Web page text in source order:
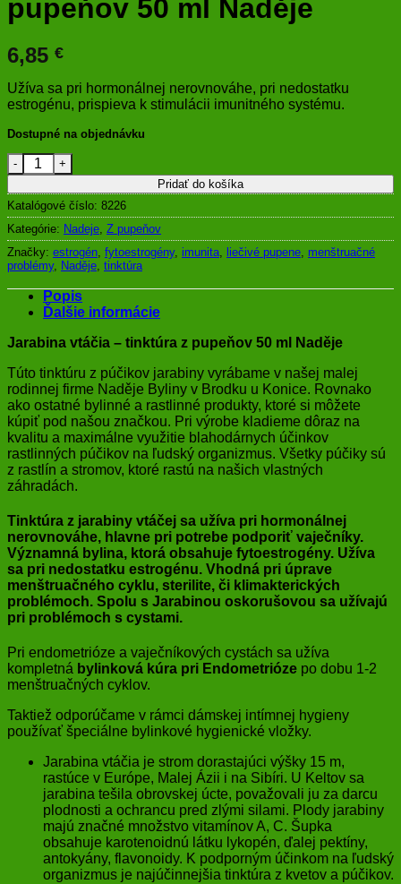
pupeňov 50 ml Naděje
6,85 €
Užíva sa pri hormonálnej nerovnováhe, pri nedostatku
estrogénu, prispieva k stimulácii imunitného systému.
Dostupné na objednávku
množstvo Jarabina vtáčia - tinktúra z pupeňov 50 ml Naděje
Pridať do košíka
Katalógové číslo: 8226
Kategórie: Nadeje Z pupeňov
Značky: estrogén fytoestrogény, imunita liečivé pupene menštruačné
problémy, Naděje tinktúra
Popis
Ďalšie informácie
Jarabina vtáčia – tinktúra z pupeňov 50 ml Naděje
Túto tinktúru z púčikov jarabiny vyrábame v našej malej
rodinnej firme Naděje Byliny v Brodku u Konice. Rovnako
ako ostatné bylinné a rastlinné produkty, ktoré si môžete
kúpiť pod našou značkou. Pri výrobe kladieme dôraz na
kvalitu a maximálne využitie blahodárnych účinkov
rastlinných púčikov na ľudský organizmus. Všetky púčiky sú
z rastlín a stromov, ktoré rastú na našich vlastných
záhradách.
Tinktúra z jarabiny vtáčej sa užíva pri hormonálnej
nerovnováhe, hlavne pri potrebe podporiť vaječníky.
Významná bylina, ktorá obsahuje fytoestrogény. Užíva
sa pri nedostatku estrogénu. Vhodná pri úprave
menštruačného cyklu, sterilite, či klimakterických
problémoch. Spolu s Jarabinou oskorušovou sa užívajú
pri problémoch s cystami.
Pri endometrióze a vaječníkových cystách sa užíva
kompletná bylinková kúra pri Endometrióze po dobu 1-2
menštruačných cyklov.
Taktiež odporúčame v rámci dámskej intímnej hygieny
používať špeciálne bylinkové hygienické vložky.
Jarabina vtáčia je strom dorastajúci výšky 15 m,
rastúce v Európe, Malej Ázii i na Sibíri. U Keltov sa
jarabina tešila obrovskej úcte, považovali ju za darcu
plodnosti a ochrancu pred zlými silami. Plody jarabiny
majú značné množstvo vitamínov A, C. Šupka
obsahuje karotenoidnú látku lykopén, ďalej pektíny,
antokyány, flavonoidy. K podporným účinkom na ľudský
organizmus je najúčinnejšia tinktúra z kvetov a púčikov.